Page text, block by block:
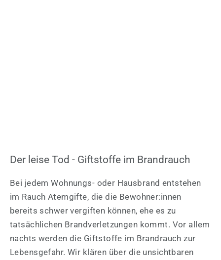
Der leise Tod - Giftstoffe im Brandrauch
Bei jedem Wohnungs- oder Hausbrand entstehen
im Rauch Atemgifte, die die Bewohner:innen
bereits schwer vergiften können, ehe es zu
tatsächlichen Brandverletzungen kommt. Vor allem
nachts werden die Giftstoffe im Brandrauch zur
Lebensgefahr. Wir klären über die unsichtbaren